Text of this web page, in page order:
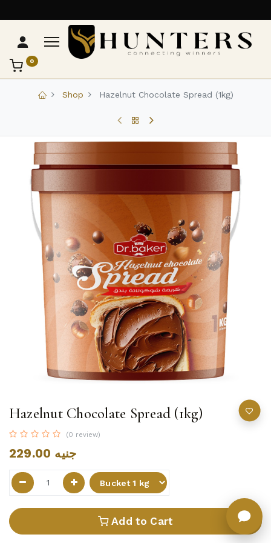
0
Shop Hazelnut Chocolate Spread (1kg)
Hazelnut Chocolate Spread (1kg)
(0 review)
229.00 جنيه
Add to Cart
تواصل مع Hunters
عادةً بنرد في دقائق